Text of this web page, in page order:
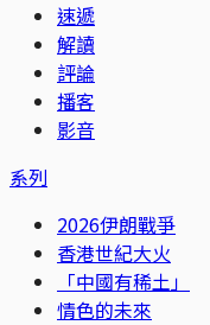
速遞
解讀
評論
播客
影音
系列
2026伊朗戰爭
香港世紀大火
「中國有稀土」
情色的未來